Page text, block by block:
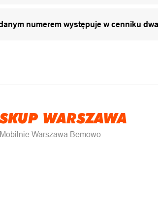
numerem występuje w cenniku
WARSZAWA
Mobilnie Warszawa Bemowo